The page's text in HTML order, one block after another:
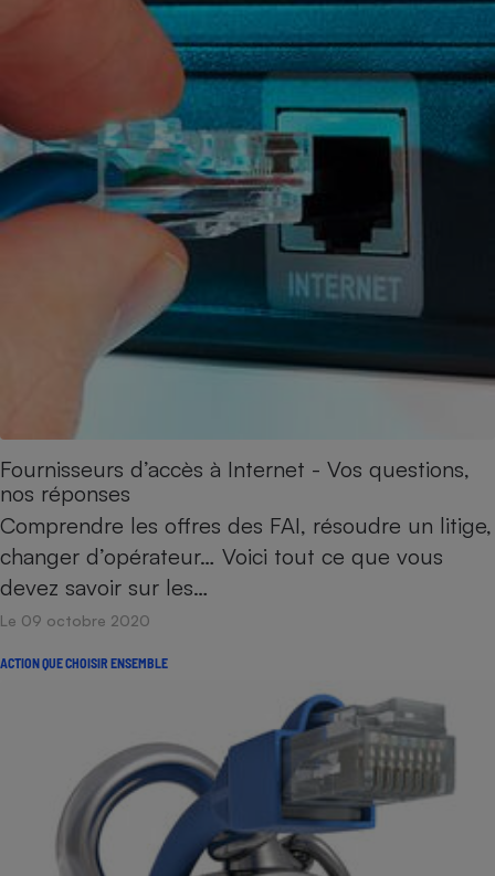
Fournisseurs d’accès à Internet - Vos questions,
nos réponses
Comprendre les offres des FAI, résoudre un litige,
changer d’opérateur… Voici tout ce que vous
devez savoir sur les…
Le 09 octobre 2020
ACTION QUE CHOISIR ENSEMBLE